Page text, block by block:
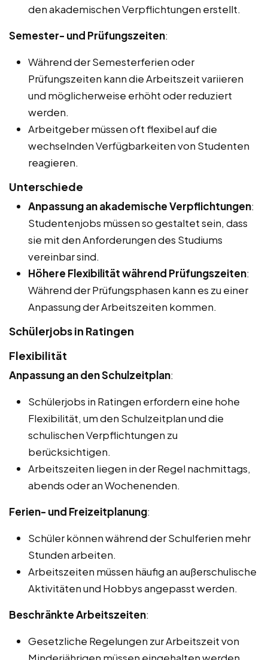
den akademischen Verpflichtungen erstellt.
Semester- und Prüfungszeiten:
Während der Semesterferien oder
Prüfungszeiten kann die Arbeitszeit variieren
und möglicherweise erhöht oder reduziert
werden.
Arbeitgeber müssen oft flexibel auf die
wechselnden Verfügbarkeiten von Studenten
reagieren.
Unterschiede
Anpassung an akademische Verpflichtungen:
Studentenjobs müssen so gestaltet sein, dass
sie mit den Anforderungen des Studiums
vereinbar sind.
Höhere Flexibilität während Prüfungszeiten:
Während der Prüfungsphasen kann es zu einer
Anpassung der Arbeitszeiten kommen.
Schülerjobs in Ratingen
Flexibilität
Anpassung an den Schulzeitplan:
Schülerjobs in Ratingen erfordern eine hohe
Flexibilität, um den Schulzeitplan und die
schulischen Verpflichtungen zu
berücksichtigen.
Arbeitszeiten liegen in der Regel nachmittags,
abends oder an Wochenenden.
Ferien- und Freizeitplanung:
Schüler können während der Schulferien mehr
Stunden arbeiten.
Arbeitszeiten müssen häufig an außerschulische
Aktivitäten und Hobbys angepasst werden.
Beschränkte Arbeitszeiten:
Gesetzliche Regelungen zur Arbeitszeit von